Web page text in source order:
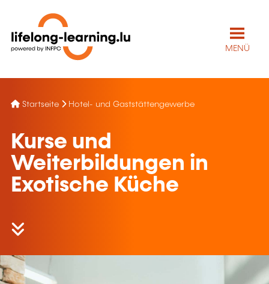
MENÜ
Startseite Hotel- und Gaststättengewerbe
Kurse und
Weiterbildungen in
Exotische Küche